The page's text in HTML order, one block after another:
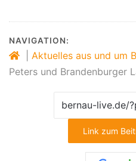
NAVIGATION:
Aktuelles aus und um
Peters und Brandenburger
Link zum